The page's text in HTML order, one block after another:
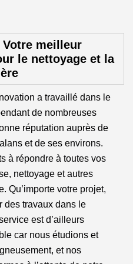
meilleur
le nettoyage et la
a travaillé dans le
de nombreuses
réputation auprès de
et de ses environs.
à répondre à toutes vos
nettoyage et autres
Qu’importe votre projet,
des travaux dans le
est d’ailleurs
car nous étudions et
et nos